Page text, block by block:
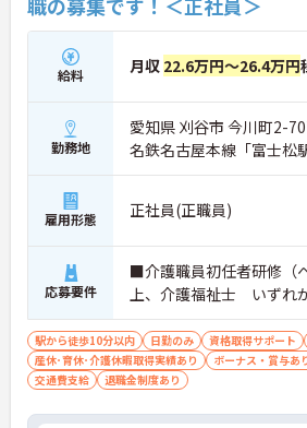
給料 月収 22.6万円～26.4万円
勤務地
愛知県 刈谷市 今川町2-
名鉄名古屋本線「富士松
雇用形態 正社員(正職員)
応募要件
■介護職員初任者研修（
上、介護福祉士 いずれ
駅から徒歩10分以内 日勤のみ 資格取得サポート
産休･育休･介護休暇取得実績あり
ボーナス・賞与あ
交通費支給
退職金制度あり